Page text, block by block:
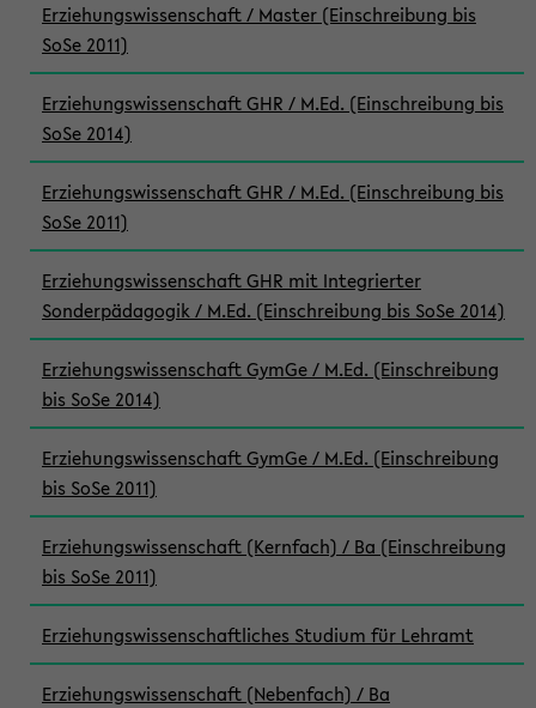
Erziehungswissenschaft / Master (Einschreibung bis
SoSe 2011)
Erziehungswissenschaft GHR / M.Ed. (Einschreibung bis
SoSe 2014)
Erziehungswissenschaft GHR / M.Ed. (Einschreibung bis
SoSe 2011)
Erziehungswissenschaft GHR mit Integrierter
Sonderpädagogik / M.Ed. (Einschreibung bis SoSe 2014)
Erziehungswissenschaft GymGe / M.Ed. (Einschreibung
bis SoSe 2014)
Erziehungswissenschaft GymGe / M.Ed. (Einschreibung
bis SoSe 2011)
Erziehungswissenschaft (Kernfach) / Ba (Einschreibung
bis SoSe 2011)
Erziehungswissenschaftliches Studium für Lehramt
Erziehungswissenschaft (Nebenfach) / Ba